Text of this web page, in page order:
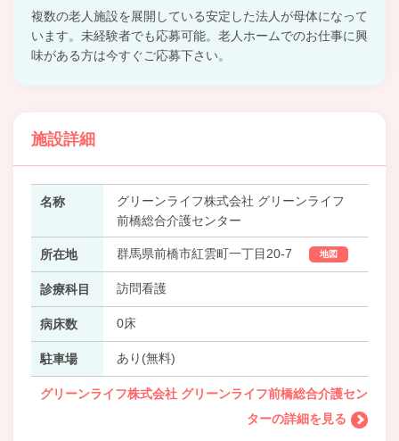
複数の老人施設を展開している安定した法人が母体になって
います。未経験者でも応募可能。老人ホームでのお仕事に興
味がある方は今すぐご応募下さい。
施設詳細
名称
グリーンライフ株式会社 グリーンライフ
前橋総合介護センター
所在地 群馬県前橋市紅雲町一丁目20-7 地図
診療科目 訪問看護
病床数 0床
駐車場 あり(無料)
グリーンライフ株式会社 グリーンライフ前橋総合介護セン
ターの詳細を見る